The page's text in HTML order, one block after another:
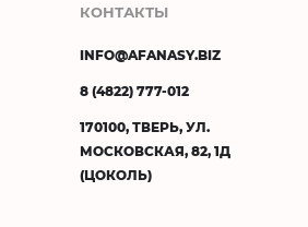
КОНТАКТЫ
INFO@AFANASY.BIZ
8 (4822) 777-012
170100, ТВЕРЬ, УЛ.
МОСКОВСКАЯ, 82, 1Д
(ЦОКОЛЬ)